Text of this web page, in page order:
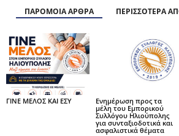
ΠΑΡΟΜΟΙΑ ΑΡΘΡΑ ΠΕΡΙΣΣΟΤΕΡΑ
ΓΙΝΕ ΜΕΛΟΣ ΚΑΙ ΕΣΥ
Ενημέρωση προς τα
μέλη του Εμπορικού
Συλλόγου Ηλιούπολης
για συνταξιοδοτικά και
ασφαλιστικά θέματα